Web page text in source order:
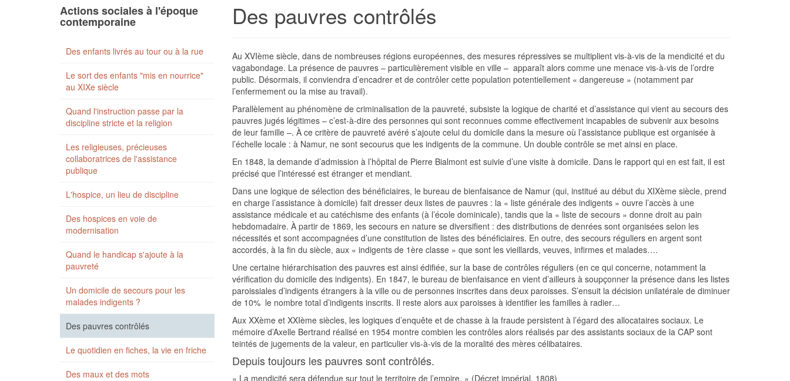
Des pauvres contrôlés
Au XVIème siècle, dans de nombreuses régions européennes, des mesures répressives se multiplient vis-à-vis de la mendicité et du
vagabondage. La présence de pauvres – particulièrement visible en ville – apparaît alors comme une menace vis-à-vis de l’ordre
public. Désormais, il conviendra d’encadrer et de contrôler cette population potentiellement « dangereuse » (notamment par
l’enfermement ou la mise au travail).
Parallèlement au phénomène de criminalisation de la pauvreté, subsiste la logique de charité et d’assistance qui vient au secours des
pauvres jugés légitimes – c’est-à-dire des personnes qui sont reconnues comme effectivement incapables de subvenir aux besoins
de leur famille –. À ce critère de pauvreté avéré s’ajoute celui du domicile dans la mesure où l’assistance publique est organisée à
l’échelle locale : à Namur, ne sont secourus que les indigents de la commune. Un double contrôle se met ainsi en place.
En 1848, la demande d’admission à l’hôpital de Pierre Bialmont est suivie d’une visite à domicile. Dans le rapport qui en est fait, il est
précisé que l’intéressé est étranger et mendiant.
Dans une logique de sélection des bénéficiaires, le bureau de bienfaisance de Namur (qui, institué au début du XIXème siècle, prend
en charge l’assistance à domicile) fait dresser deux listes de pauvres : la « liste générale des indigents » ouvre l’accès à une
assistance médicale et au catéchisme des enfants (à l’école dominicale), tandis que la « liste de secours » donne droit au pain
hebdomadaire. À partir de 1869, les secours en nature se diversifient : des distributions de denrées sont organisées selon les
nécessités et sont accompagnées d’une constitution de listes des bénéficiaires. En outre, des secours réguliers en argent sont
accordés, à la fin du siècle, aux « indigents de 1ère classe » que sont les vieillards, veuves, infirmes et malades….
Une certaine hiérarchisation des pauvres est ainsi édifiée, sur la base de contrôles réguliers (en ce qui concerne, notamment la
vérification du domicile des indigents). En 1847, le bureau de bienfaisance en vient d’ailleurs à soupçonner la présence dans les listes
paroissiales d’indigents étrangers à la ville ou de personnes inscrites dans deux paroisses. S’ensuit la décision unilatérale de diminuer
de 10% le nombre total d’indigents inscrits. Il reste alors aux paroisses à identifier les familles à radier…
Aux XXème et XXIème siècles, les logiques d’enquête et de chasse à la fraude persistent à l’égard des allocataires sociaux. Le
mémoire d’Axelle Bertrand réalisé en 1954 montre combien les contrôles alors réalisés par des assistants sociaux de la CAP sont
teintés de jugements de la valeur, en particulier vis-à-vis de la moralité des mères célibataires.
Depuis toujours les pauvres sont contrôlés.
« La mendicité sera défendue sur tout le territoire de l’empire. » (Décret impérial, 1808)
Actions sociales à l'époque
contemporaine
Des enfants livrés au tour ou à la rue
Le sort des enfants "mis en nourrice"
au XIXe siècle
Quand l'instruction passe par la
discipline stricte et la religion
Les religieuses, précieuses
collaboratrices de l'assistance
publique
L'hospice, un lieu de discipline
Des hospices en voie de
modernisation
Quand le handicap s'ajoute à la
pauvreté
Un domicile de secours pour les
malades indigents ?
Des pauvres contrôlés
Le quotidien en fiches, la vie en friche
Des maux et des mots